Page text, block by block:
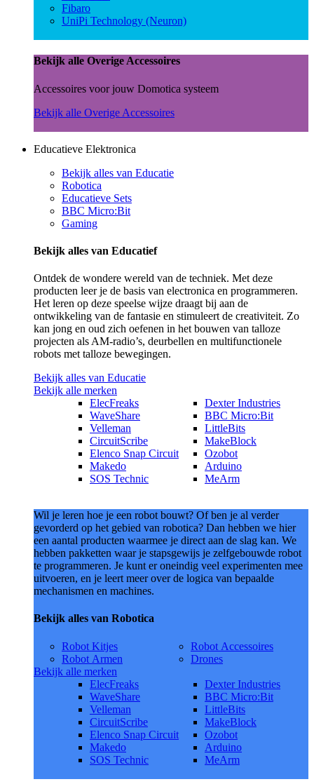
Fibaro
UniPi Technology (Neuron)
Bekijk alle Overige Accessoires
Accessoires voor jouw Domotica systeem
Bekijk alle Overige Accessoires
Educatieve Elektronica
Bekijk alles van Educatie
Robotica
Educatieve Sets
BBC Micro:Bit
Gaming
Bekijk alles van Educatief
Ontdek de wondere wereld van de techniek. Met deze
producten leer je de basis van electronica en programmeren.
Het leren op deze speelse wijze draagt bij aan de
ontwikkeling van de fantasie en stimuleert de creativiteit. Zo
kan jong en oud zich oefenen in het bouwen van talloze
projecten als AM-radio’s, deurbellen en multifunctionele
robots met talloze bewegingen.
Bekijk alles van Educatie
Bekijk alle merken
ElecFreaks
WaveShare
Velleman
CircuitScribe
Elenco Snap Circuit
Makedo
SOS Technic
Dexter Industries
BBC Micro:Bit
LittleBits
MakeBlock
Ozobot
Arduino
MeArm
Wil je leren hoe je een robot bouwt? Of ben je al verder
gevorderd op het gebied van robotica? Dan hebben we hier
een aantal producten waarmee je direct aan de slag kan. We
hebben pakketten waar je stapsgewijs je zelfgebouwde robot
te programmeren. Je kunt er oneindig veel experimenten mee
uitvoeren, en je leert meer over de logica van bepaalde
mechanismen en machines.
Bekijk alles van Robotica
Robot Kitjes
Robot Armen
Robot Accessoires
Drones
Bekijk alle merken
ElecFreaks
WaveShare
Velleman
CircuitScribe
Elenco Snap Circuit
Makedo
SOS Technic
Dexter Industries
BBC Micro:Bit
LittleBits
MakeBlock
Ozobot
Arduino
MeArm